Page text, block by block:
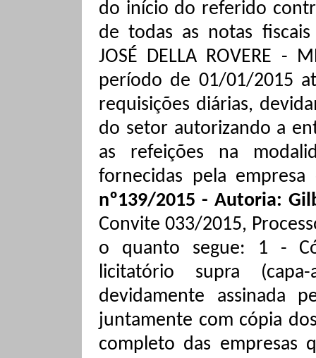
do início do referido
de todas as notas fiscais
JOSÉ DELLA ROVERE -
período de 01/01/2015
requisições diárias,
do setor autorizando a
as refeições na
fornecidas pela
nº139/2015 - Autoria:
Convite 033/2015,
o quanto segue: 1 -
licitatório supra (capa-
devidamente assinada
juntamente com cópia
completo das empresas